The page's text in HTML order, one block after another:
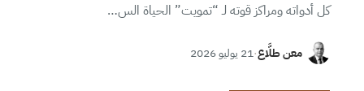
كل أدواته ومراكز قوته لـ “تمويت” الحياة الس…
معن طلَّاع·21 يوليو 2026